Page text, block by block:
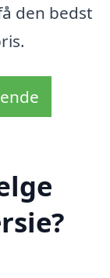
den bedst